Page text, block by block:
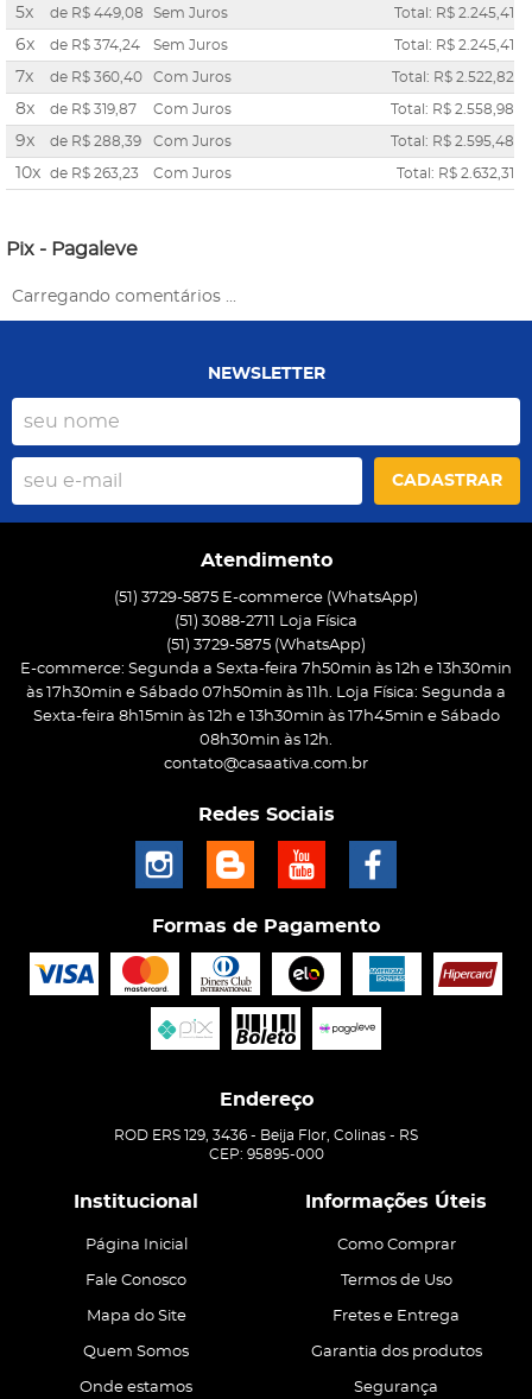
5x de R$ 449,08 Sem Juros Total: R$ 2.245,41
6x de R$ 374,24 Sem Juros Total: R$ 2.245,41
7x de R$ 360,40 Com Juros Total: R$ 2.522,82
8x de R$ 319,87 Com Juros Total: R$ 2.558,98
9x de R$ 288,39 Com Juros Total: R$ 2.595,48
10x de R$ 263,23 Com Juros Total: R$ 2.632,31
Pix - Pagaleve
Carregando comentários ...
NEWSLETTER
CADASTRAR
Atendimento
(51) 3729-5875 E-commerce (WhatsApp)
(51) 3088-2711 Loja Física
(51) 3729-5875 (WhatsApp)
E-commerce: Segunda a Sexta-feira 7h50min às 12h e 13h30min
às 17h30min e Sábado 07h50min às 11h. Loja Física: Segunda a
Sexta-feira 8h15min às 12h e 13h30min às 17h45min e Sábado
08h30min às 12h.
contato@casaativa.com.br
Redes Sociais
Formas de Pagamento
Endereço
ROD ERS 129, 3436 - Beija Flor, Colinas - RS
CEP: 95895-000
Institucional
Página Inicial
Fale Conosco
Mapa do Site
Quem Somos
Onde estamos
Informações Úteis
Como Comprar
Termos de Uso
Fretes e Entrega
Garantia dos produtos
Segurança